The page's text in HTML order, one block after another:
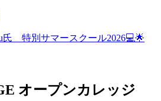
氏 特別サマースクール2026💻🌟
オープンカレッジ